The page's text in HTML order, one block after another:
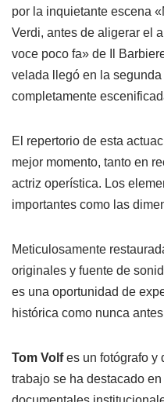
por la inquietante escena
Verdi, antes de aligerar el
voce poco fa» de Il
velada llegó en la
completamente
El repertorio de esta
mejor momento, tanto en
actriz operística. Los
importantes como las
Meticulosamente
originales y fuente de
es una oportunidad de
histórica como nunca
Tom Volfes un fotógrafo y
trabajo se ha destacado